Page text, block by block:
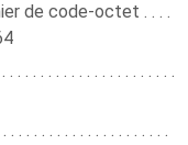
de code-octet . . . .
. . . . . . . . . . . . . . . . . .
. . . . . . . . . . . . . . . . . . .